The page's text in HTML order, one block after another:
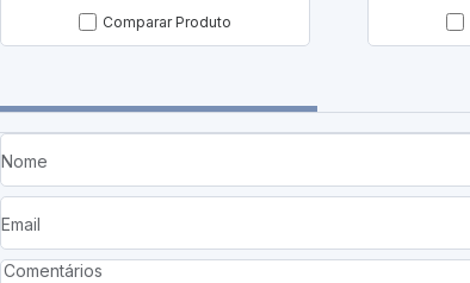
Comparar Produto